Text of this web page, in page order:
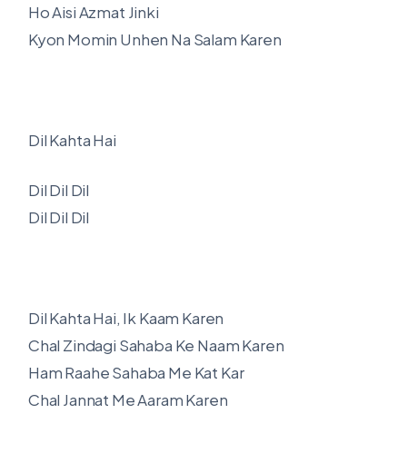
Ho Aisi Azmat Jinki
Kyon Momin Unhen Na Salam Karen
Dil Kahta Hai
Dil Dil Dil
Dil Dil Dil
Dil Kahta Hai, Ik Kaam Karen
Chal Zindagi Sahaba Ke Naam Karen
Ham Raahe Sahaba Me Kat Kar
Chal Jannat Me Aaram Karen